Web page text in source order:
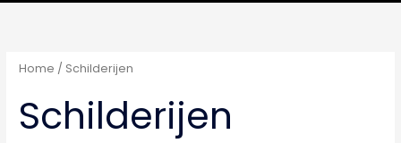
Home / Schilderijen
Schilderijen